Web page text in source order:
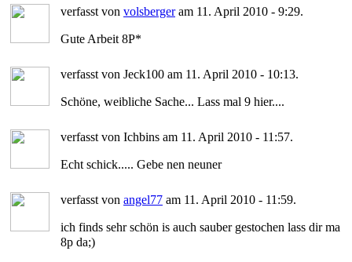
verfasst von volsbergeram 11. April 2010 - 9:29.
Gute Arbeit 8P*
verfasst von Jeck100 am 11. April 2010 - 10:13.
Schöne, weibliche Sache... Lass mal 9 hier....
verfasst von Ichbins am 11. April 2010 - 11:57.
Echt schick..... Gebe nen neuner
verfasst von angel77 am 11. April 2010 - 11:59.
ich finds sehr schön is auch sauber gestochen lass dir ma
8p da;)